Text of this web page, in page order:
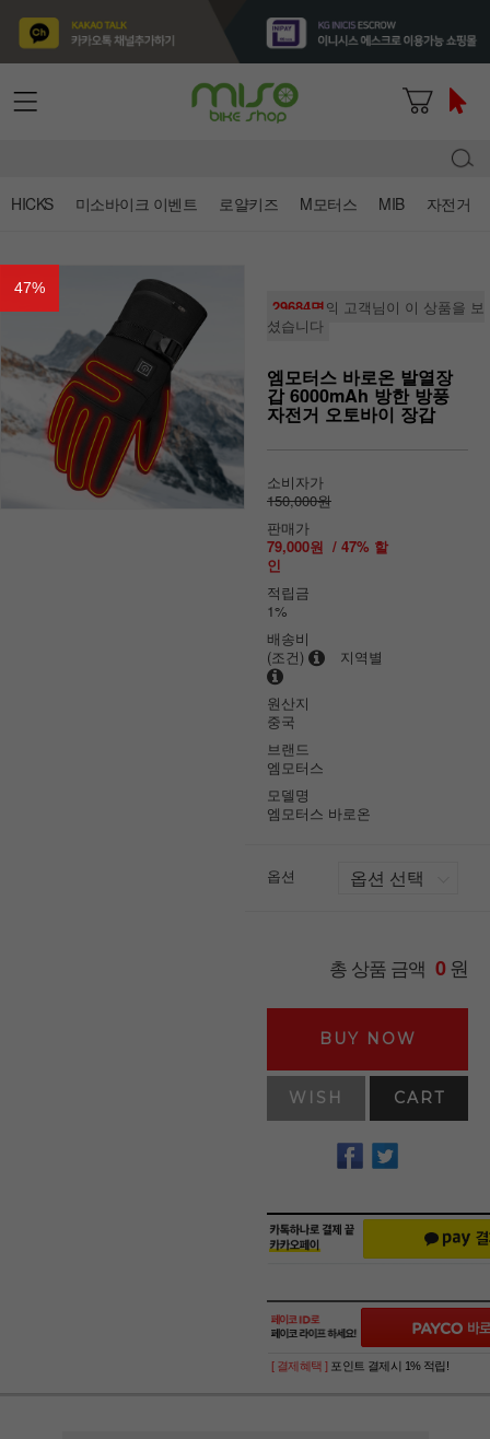
HICKS 미소바이크 이벤트 로얄키즈 M모터스 MIB 자전거
47%
29684명의 고객님이 이 상품을 보
셨습니다
엠모터스 바로온 발열장
갑 6000mAh 방한 방풍
자전거 오토바이 장갑
소비자가
150,000원
판매가
79,000원 / 47% 할
인
적립금
1%
배송비
(조건)
지역별
원산지
중국
브랜드
엠모터스
모델명
엠모터스 바로온
옵션
총 상품 금액 0원
BUY NOW
WISH CART
[ 결제혜택 ] 포인트 결제시 1% 적립!